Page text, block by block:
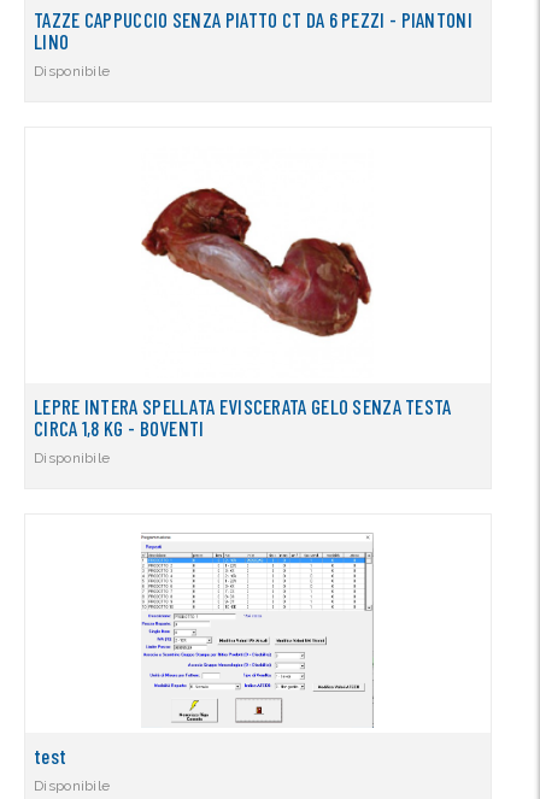
TAZZE CAPPUCCIO SENZA PIATTO CT DA 6 PEZZI - PIANTONI
LINO
Disponibile
LEPRE INTERA SPELLATA EVISCERATA GELO SENZA TESTA
CIRCA 1,8 KG - BOVENTI
Disponibile
test
Disponibile